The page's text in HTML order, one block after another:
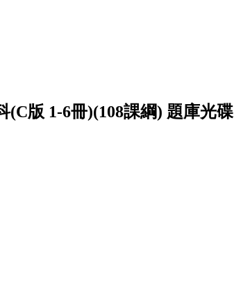
(C版 1-6冊)(108課綱) 題庫光碟